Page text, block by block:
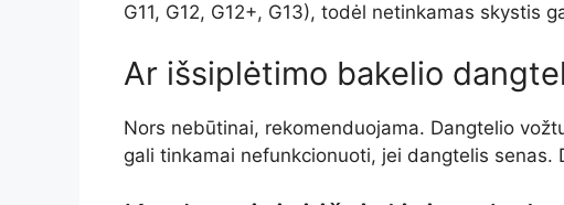
G11, G12, G12+, G13), todėl netinkamas
Ar išsiplėtimo bakelio
Nors nebūtinai, rekomenduojama. Dangtelio
gali tinkamai nefunkcionuoti, jei dangtelis